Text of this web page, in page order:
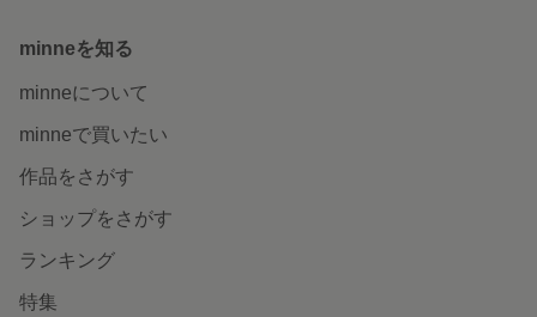
minneを知る
minneについて
minneで買いたい
作品をさがす
ショップをさがす
ランキング
特集